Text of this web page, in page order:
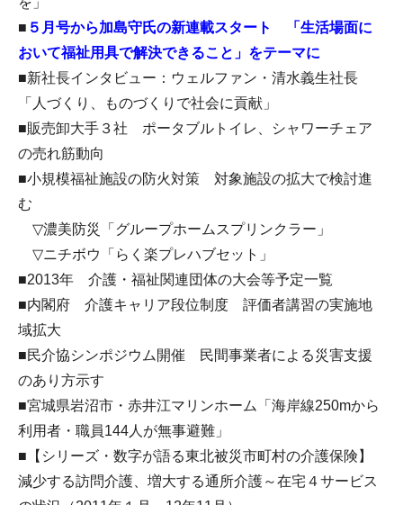
■ ５月号から加島守氏の新連載スタート 「生活場面に
おいて福祉用具で解決できること」をテーマに
■新社長インタビュー：ウェルファン・清水義生社長
「人づくり、ものづくりで社会に貢献」
■販売卸大手３社 ポータブルトイレ、シャワーチェア
の売れ筋動向
■小規模福祉施設の防火対策 対象施設の拡大で検討進
む
▽濃美防災「グループホームスプリンクラー」
▽ニチボウ「らく楽プレハブセット」
■2013年 介護・福祉関連団体の大会等予定一覧
■内閣府 介護キャリア段位制度 評価者講習の実施地
域拡大
■民介協シンポジウム開催 民間事業者による災害支援
のあり方示す
■宮城県岩沼市・赤井江マリンホーム「海岸線250mから
利用者・職員144人が無事避難」
■【シリーズ・数字が語る東北被災市町村の介護保険】
減少する訪問介護、増大する通所介護～在宅４サービス